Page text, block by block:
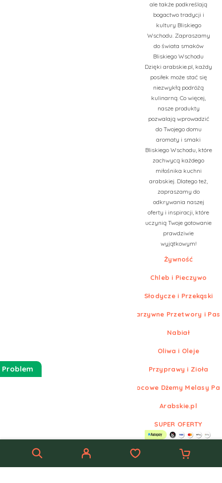
ale także podkreślają
bogactwo tradycji i
kultury Bliskiego
Wschodu. Zapraszamy
do świata smaków
Bliskiego Wschodu
Dzięki arabskie.pl, każdy
posiłek może stać się
niezwykłą podróżą
kulinarną. Co więcej,
nasze produkty
pozwalają wprowadzić
do Twojego domu
aromaty i smaki
Bliskiego Wschodu, które
zachwycą każdego
miłośnika kuchni
arabskiej. Dlatego też,
zapraszamy do
odkrywania naszej
oferty i inspiracji, które
uczynią Twoje gotowanie
prawdziwie
wyjątkowym!
Żywność
Chleb i Pieczywo
Słodycze i Przekąski
Warzywne Przetwory i
Nabiał
Oliwa i Oleje
Przyprawy i Zioła
Owocowe Dżemy Melasy
Arabskie.pl
SUPER OFERTY
Arabskie.pl
Problem